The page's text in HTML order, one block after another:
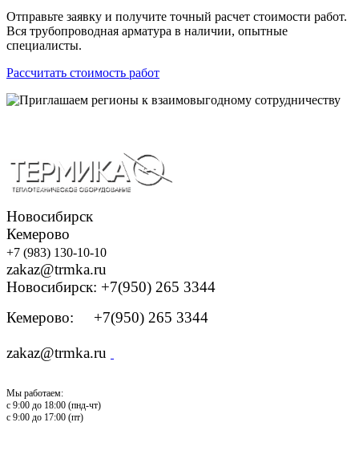
Отправьте заявку и получите точный расчет стоимости работ.
Вся трубопроводная арматура в наличии, опытные
специалисты.
Рассчитать стоимость работ
Новосибирск
Кемерово
+7 (983) 130-10-10
zakaz@trmka.ru
Новосибирск: +7(950) 265 3344
Кемерово: +7(950) 265 3344
zakaz@trmka.ru
Мы работаем:
с 9:00 до 18:00 (пнд-чт)
с 9:00 до 17:00 (пт)